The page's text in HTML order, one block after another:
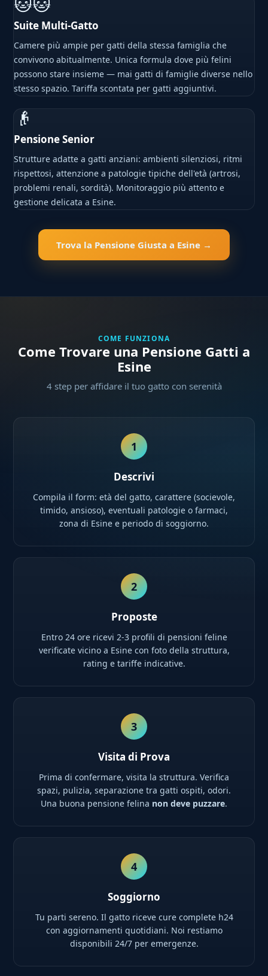
Suite Multi-Gatto
Camere più ampie per gatti della stessa famiglia che
convivono abitualmente. Unica formula dove più felini
possono stare insieme — mai gatti di famiglie diverse nello
stesso spazio. Tariffa scontata per gatti aggiuntivi.
👴
Pensione Senior
Strutture adatte a gatti anziani: ambienti silenziosi, ritmi
rispettosi, attenzione a patologie tipiche dell'età (artrosi,
problemi renali, sordità). Monitoraggio più attento e
gestione delicata a Esine.
Trova la Pensione Giusta a Esine →
COME FUNZIONA
Come Trovare una Pensione Gatti a
Esine
4 step per affidare il tuo gatto con serenità
1
Descrivi
Compila il form: età del gatto, carattere (socievole,
timido, ansioso), eventuali patologie o farmaci,
zona di Esine e periodo di soggiorno.
2
Proposte
Entro 24 ore ricevi 2-3 profili di pensioni feline
verificate vicino a Esine con foto della struttura,
rating e tariffe indicative.
3
Visita di Prova
Prima di confermare, visita la struttura. Verifica
spazi, pulizia, separazione tra gatti ospiti, odori.
Una buona pensione felina non deve puzzare.
4
Soggiorno
Tu parti sereno. Il gatto riceve cure complete h24
con aggiornamenti quotidiani. Noi restiamo
disponibili 24/7 per emergenze.